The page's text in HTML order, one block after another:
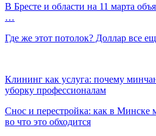
В Бресте и области на 11 марта
…
Где же этот потолок? Доллар все
Клининг как услуга: почему
уборку профессионалам
Снос и перестройка: как в
во что это обходится